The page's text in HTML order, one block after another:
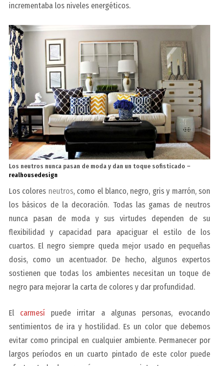
incrementaba los niveles energéticos.
Los neutros nunca pasan de moda y dan un toque sofisticado –
realhousedesign
Los colores neutros, como el blanco, negro, gris y marrón, son
los básicos de la decoración. Todas las gamas de neutros
nunca pasan de moda y sus virtudes dependen de su
flexibilidad y capacidad para apaciguar el estilo de los
cuartos. El negro siempre queda mejor usado en pequeñas
dosis, como un acentuador. De hecho, algunos expertos
sostienen que todas los ambientes necesitan un toque de
negro para mejorar la carta de colores y dar profundidad.
El carmesí
puede irritar a algunas personas, evocando
sentimientos de ira y hostilidad. Es un color que debemos
evitar como principal en cualquier ambiente. Permanecer por
largos períodos en un cuarto pintado de este color puede